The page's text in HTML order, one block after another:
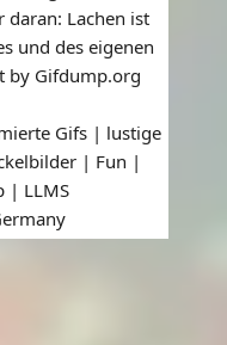
Lachen ist
und des eigenen
by Gifdump.org
Gifs | lustige
| Fun |
| LLMS